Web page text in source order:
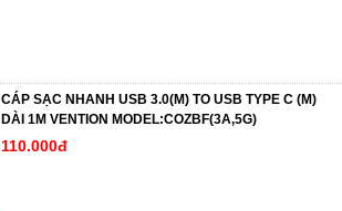
CÁP SẠC NHANH USB 3.0(M) TO USB TYPE C (M)
DÀI 1M VENTION MODEL:COZBF(3A,5G)
110.000đ